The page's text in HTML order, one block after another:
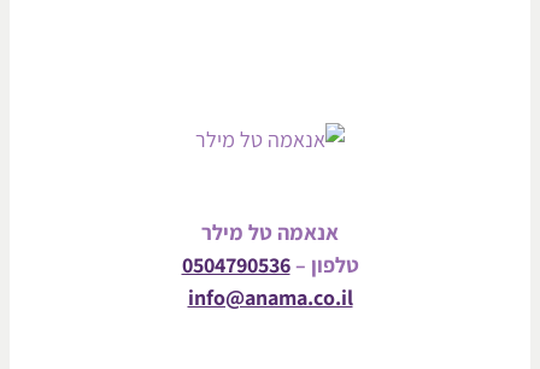
אנאמה טל מילר
טלפון –0504790536
info@anama.co.il